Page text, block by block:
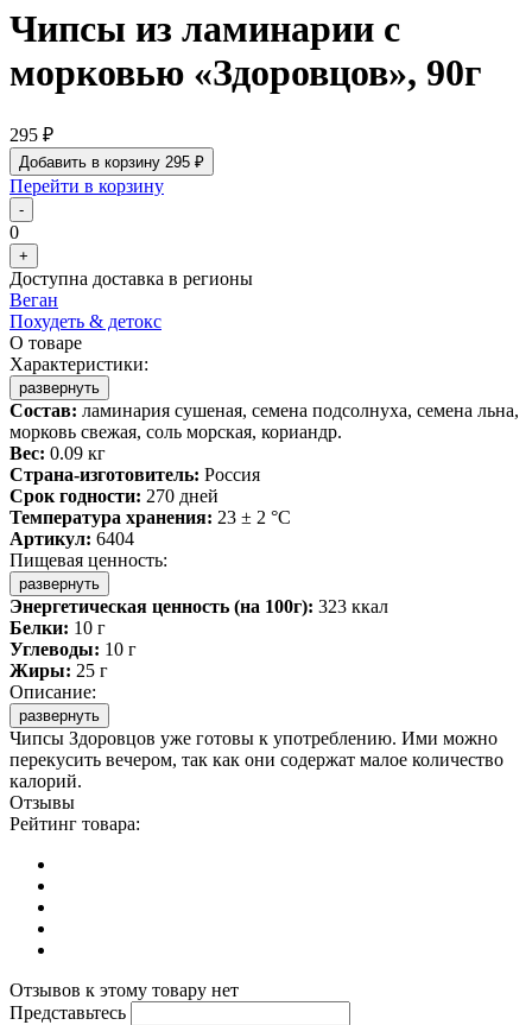
Чипсы из ламинарии с
морковью «Здоровцов», 90г
295 ₽
Добавить в корзину 295 ₽
Перейти в корзину
-
0
+
Доступна доставка в регионы
Веган
Похудеть & детокс
О товаре
Характеристики:
развернуть
Состав: ламинария сушеная, семена подсолнуха, семена льна,
морковь свежая, соль морская, кориандр.
Вес: 0.09 кг
Страна-изготовитель: Россия
Срок годности: 270 дней
Температура хранения: 23 ± 2 °C
Артикул: 6404
Пищевая ценность:
развернуть
Энергетическая ценность (на 100г): 323 ккал
Белки: 10 г
Углеводы: 10 г
Жиры: 25 г
Описание:
развернуть
Чипсы Здоровцов уже готовы к употреблению. Ими можно
перекусить вечером, так как они содержат малое количество
калорий.
Отзывы
Рейтинг товара:
Отзывов к этому товару нет
Представьтесь